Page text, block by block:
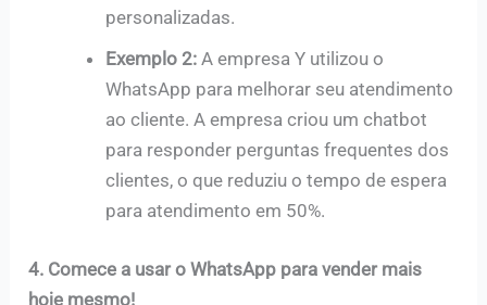
personalizadas.
Exemplo 2: A empresa Y utilizou o
WhatsApp para melhorar seu atendimento
ao cliente. A empresa criou um chatbot
para responder perguntas frequentes dos
clientes, o que reduziu o tempo de espera
para atendimento em 50%.
4. Comece a usar o WhatsApp para vender mais
hoje mesmo!